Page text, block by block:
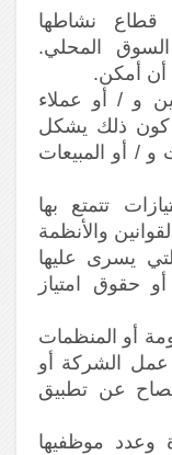
قطاع نشاطها
المحلي.
أن أمكن.
و / أو عملاء
كون ذلك يشكل
و / أو المبيعات
تتمتع بها
والأنظمة
يسرى عليها
حقوق امتياز
أو المنظمات
عمل الشركة أو
عن تطبيق
وعدد موظفيها